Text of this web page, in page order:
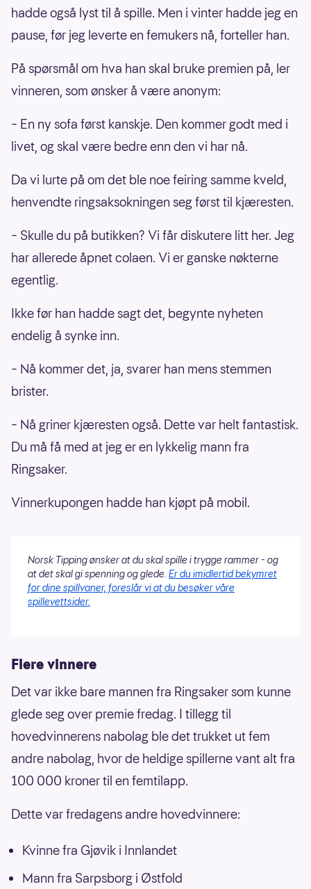
hadde også lyst til å spille. Men i vinter hadde jeg en
pause, før jeg leverte en femukers nå, forteller han.
På spørsmål om hva han skal bruke premien på, ler
vinneren, som ønsker å være anonym:
– En ny sofa først kanskje. Den kommer godt med i
livet, og skal være bedre enn den vi har nå.
Da vi lurte på om det ble noe feiring samme kveld,
henvendte ringsaksokningen seg først til kjæresten.
– Skulle du på butikken? Vi får diskutere litt her. Jeg
har allerede åpnet colaen. Vi er ganske nøkterne
egentlig.
Ikke før han hadde sagt det, begynte nyheten
endelig å synke inn.
– Nå kommer det, ja, svarer han mens stemmen
brister.
– Nå griner kjæresten også. Dette var helt fantastisk.
Du må få med at jeg er en lykkelig mann fra
Ringsaker.
Vinnerkupongen hadde han kjøpt på mobil.
Norsk Tipping ønsker at du skal spille i trygge rammer - og
at det skal gi spenning og glede. Er du imidlertid bekymret
for dine spillvaner, foreslår vi at du besøker våre
spillevettsider.
Flere vinnere
Det var ikke bare mannen fra Ringsaker som kunne
glede seg over premie fredag. I tillegg til
hovedvinnerens nabolag ble det trukket ut fem
andre nabolag, hvor de heldige spillerne vant alt fra
100 000 kroner til en femtilapp.
Dette var fredagens andre hovedvinnere:
Kvinne fra Gjøvik i Innlandet
Mann fra Sarpsborg i Østfold